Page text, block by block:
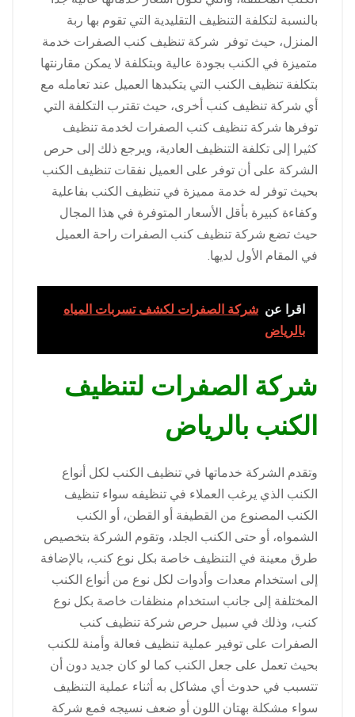
بالنسبة لتكلفة التنظيف التقليدية التي تقوم بها ربة
المنزل، حيث توفر شركة تنظيف كنب الصفرات خدمة
متميزة في الكنب بجودة عالية وبتكلفة لا يمكن مقارنتها
بتكلفة تنظيف الكنب التي يتكبدها العميل عند تعامله مع
أي شركة تنظيف كنب أخرى، حيث تقترب التكلفة التي
توفرها شركة تنظيف كنب الصفرات لخدمة تنظيف
كثيرا إلى تكلفة التنظيف العادية، ويرجع ذلك إلى حرص
الشركة على أن توفر على العميل نفقات تنظيف الكنب
بحيث توفر له خدمة مميزة في تنظيف الكنب بفاعلية
وكفاءة كبيرة بأقل الأسعار المتوفرة في هذا المجال
حيث تضع شركة تنظيف كنب الصفرات راحة العميل
في المقام الأول لديها.
اقرا عن شركة الصفرات لكشف تسربات المياه
بالرياض
شركة الصفرات لتنظيف
الكنب بالرياض
وتقدم الشركة خدماتها في تنظيف الكنب لكل أنواع
الكنب الذي يرغب العملاء في تنظيفه سواء تنظيف
الكنب المصنوع من القطيفة أو القطن، أو الكنب
الشمواه، أو حتى الكنب الجلد، وتقوم الشركة بتخصيص
طرق معينة في التنظيف خاصة بكل نوع كنب، بالإضافة
إلى استخدام معدات وأدوات لكل نوع من أنواع الكنب
المختلفة إلى جانب استخدام منظفات خاصة بكل نوع
كنب، وذلك في سبيل حرص شركة تنظيف كنب
الصفرات على توفير عملية تنظيف فعالة وأمنة للكنب
بحيث تعمل على جعل الكنب كما لو كان جديد دون أن
تتسبب في حدوث أي مشاكل به أثناء عملية التنظيف
سواء مشكلة بهتان اللون أو ضعف نسيجه فمع شركة